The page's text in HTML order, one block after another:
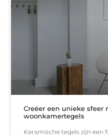
Creëer een unieke sfeer
woonkamertegels
Keramische tegels zijn een